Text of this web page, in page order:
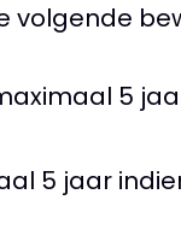
volgende
5
5 jaar